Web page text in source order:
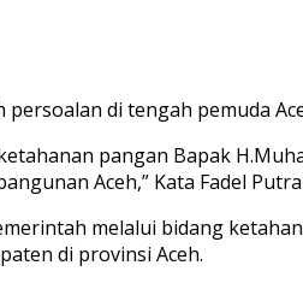
di tengah pemuda
pangan Bapak
Aceh,” Kata Fadel
melalui bidang
di provinsi Aceh.